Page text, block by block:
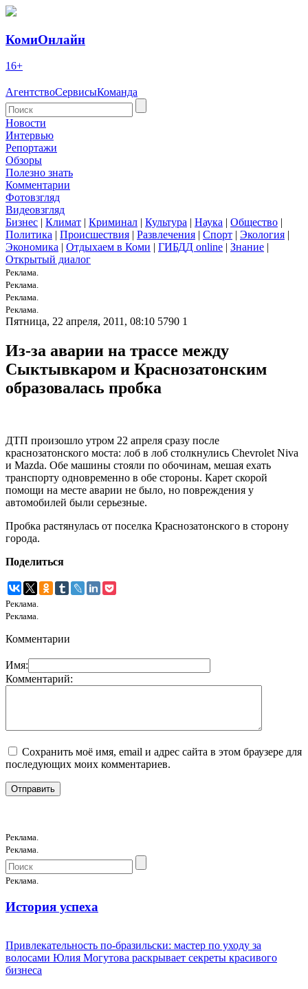
КомиОнлайн
16+
АгентствоСервисыКоманда
Новости
Интервью
Репортажи
Обзоры
Полезно знать
Комментарии
Фотовзгляд
Видеовзгляд
Бизнес | Климат | Криминал | Культура | Наука | Общество |
Политика | Происшествия | Развлечения | Спорт | Экология |
Экономика | Отдыхаем в Коми | ГИБДД online | Знание |
Открытый диалог
Реклама.
Реклама.
Реклама.
Реклама.
Пятница, 22 апреля, 2011, 08:10 5790 1
Из-за аварии на трассе между
Сыктывкаром и Краснозатонским
образовалась пробка
ДТП произошло утром 22 апреля сразу после
краснозатонского моста: лоб в лоб столкнулись Chevrolet Niva
и Mazda. Обе машины стояли по обочинам, мешая ехать
транспорту одновременно в обе стороны. Карет скорой
помощи на месте аварии не было, но повреждения у
автомобилей были серьезные.
Пробка растянулась от поселка Краснозатонского в сторону
города.
Поделиться
Реклама.
Реклама.
Комментарии
Имя:
Комментарий:
Сохранить моё имя, email и адрес сайта в этом браузере для
последующих моих комментариев.
Реклама.
Реклама.
Реклама.
История успеха
Привлекательность по-бразильски: мастер по уходу за
волосами Юлия Могутова раскрывает секреты красивого
бизнеса